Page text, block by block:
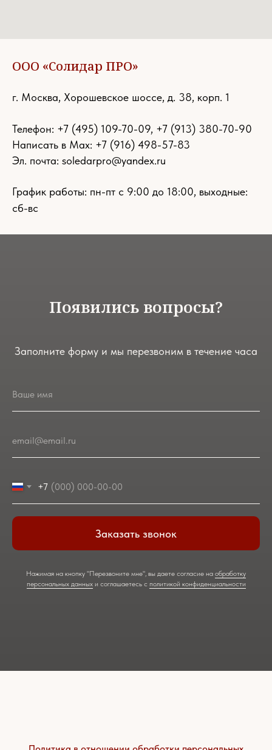
ООО «Солидар ПРО»
г. Москва, Хорошевское шоссе, д. 38, корп. 1
Телефон: +7 (495) 109-70-09, +7 (913) 380-70-90
Написать в Max: +7 (916) 498-57-83
Эл. почта: soledarpro@yandex.ru
График работы: пн-пт с 9:00 до 18:00, выходные:
сб-вс
Появились вопросы?
Заполните форму и мы перезвоним в течение часа
Ваше имя
email@email.ru
+7
Заказать звонок
Нажимая на кнопку "Перезвоните мне", вы даете согласие на обработку
персональных данныхи соглашаетесь c политикой конфиденциальности